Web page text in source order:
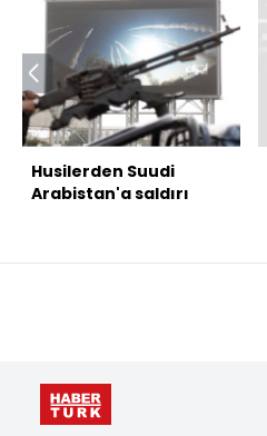
Husilerden Suudi
Arabistan'a saldırı